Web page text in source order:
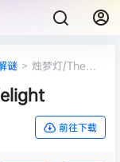
谜 > 烛梦灯/The
前往下载